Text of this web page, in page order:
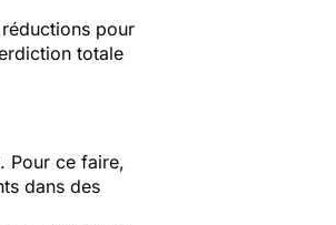
pour
totale
Pour ce faire,
dans des